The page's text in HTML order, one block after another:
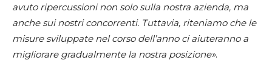
avuto ripercussioni non solo sulla nostra azienda, ma
anche sui nostri concorrenti. Tuttavia, riteniamo che le
misure sviluppate nel corso dell’anno ci aiuteranno a
migliorare gradualmente la nostra posizione».